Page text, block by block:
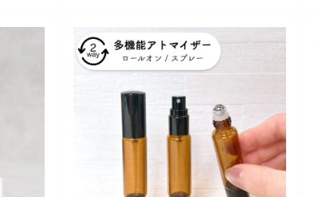
ント ギフト ハンドメイド 手作りおしゃれ
かわいい